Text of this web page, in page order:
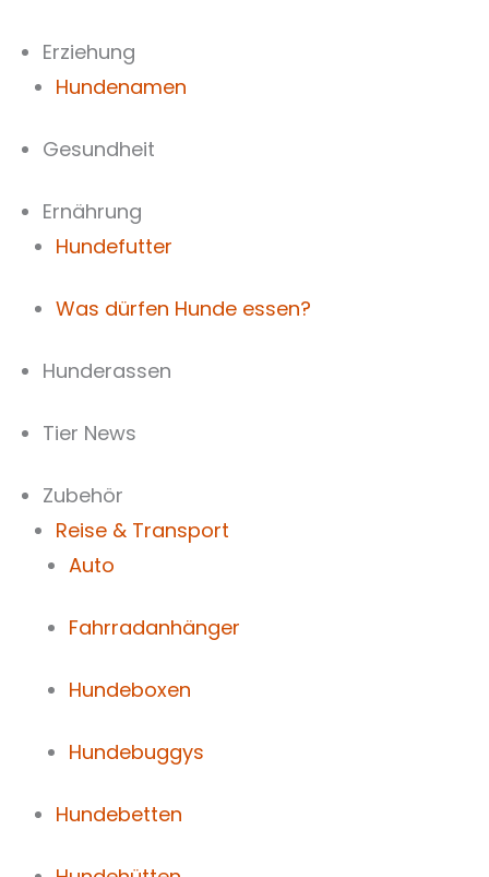
Inhalt
springen
Erziehung
Hundenamen
Gesundheit
Ernährung
Hundefutter
Was dürfen Hunde essen?
Hunderassen
Tier News
Zubehör
Reise & Transport
Auto
Fahrradanhänger
Hundeboxen
Hundebuggys
Hundebetten